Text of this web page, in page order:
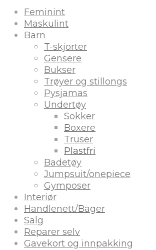
Feminint
Maskulint
Barn
T-skjorter
Gensere
Bukser
Trøyer og stillongs
Pysjamas
Undertøy
Sokker
Boxere
Truser
Plastfri
Badetøy
Jumpsuit/onepiece
Gymposer
Interiør
Handlenett/Bager
Salg
Reparer selv
Gavekort og innpakking